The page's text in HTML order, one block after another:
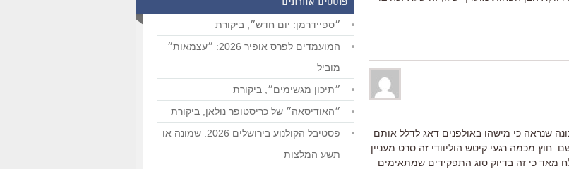
שנראה כי מישהו באולפנים דאג לדלל אותם
מכמה רגעי קיטש הוליוודי זה סרט מעניין
מאד כי זה בדיוק סוג התפקידים שמתאימים
פוסטים אחרונים
״ספיידרמן: יום חדש״, ביקורת
המועמדים לפרס אופיר 2026: ״עצמאות״
מוביל
״תיכון מגשימים״, ביקורת
״האודיסאה״ של כריסטופר נולאן, ביקורת
פסטיבל הקולנוע בירושלים 2026: שמונה או
תשע המלצות